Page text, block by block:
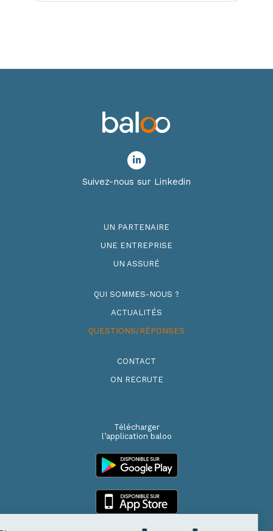
Suivez-nous sur Linkedin
UN PARTENAIRE
UNE ENTREPRISE
UN ASSURÉ
QUI SOMMES-NOUS ?
ACTUALITÉS
QUESTIONS/RÉPONSES
CONTACT
ON RECRUTE
Télécharger
l’application baloo